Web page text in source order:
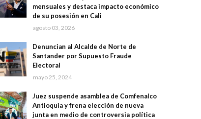
mensuales y destaca impacto económico
de su posesión en Cali
agosto 03, 2026
Denuncian al Alcalde de Norte de
Santander por Supuesto Fraude
Electoral
mayo 25, 2024
Juez suspende asamblea de Comfenalco
Antioquia y frena elección de nueva
junta en medio de controversia política